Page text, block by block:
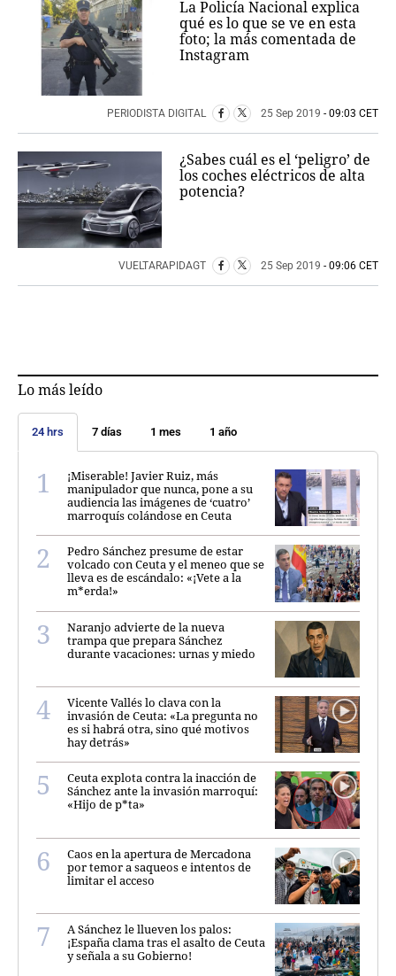
La Policía Nacional explica
qué es lo que se ve en esta
foto; la más comentada de
Instagram
PERIODISTA DIGITAL 25 Sep 2019 - 09:03 CET
¿Sabes cuál es el ‘peligro’ de
los coches eléctricos de alta
potencia?
VUELTARAPIDAGT 25 Sep 2019 - 09:06 CET
Lo más leído
24 hrs 7 días 1 mes 1 año
¡Miserable! Javier Ruiz, más
manipulador que nunca, pone a su
audiencia las imágenes de ‘cuatro’
marroquís colándose en Ceuta
Pedro Sánchez presume de estar
volcado con Ceuta y el meneo que se
lleva es de escándalo: «¡Vete a la
m*erda!»
Naranjo advierte de la nueva
trampa que prepara Sánchez
durante vacaciones: urnas y miedo
Vicente Vallés lo clava con la
invasión de Ceuta: «La pregunta no
es si habrá otra, sino qué motivos
hay detrás»
Ceuta explota contra la inacción de
Sánchez ante la invasión marroquí:
«Hijo de p*ta»
Caos en la apertura de Mercadona
por temor a saqueos e intentos de
limitar el acceso
A Sánchez le llueven los palos:
¡España clama tras el asalto de Ceuta
y señala a su Gobierno!